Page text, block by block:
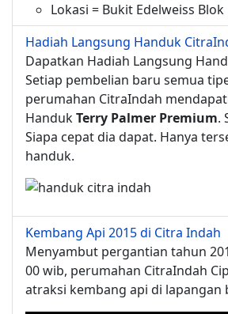
Lokasi = Bukit Edelweiss Blok
Hadiah Langsung Handuk
Dapatkan Hadiah Langsung
Setiap pembelian baru semua
perumahan CitraIndah
HandukTerry Palmer Premium.
Siapa cepat dia dapat. Hanya
handuk.
Kembang Api 2015 di Citra Indah
Menyambut pergantian tahun
00 wib, perumahan CitraIndah
atraksi kembang api di lapangan